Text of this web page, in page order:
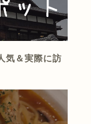
気＆実際に訪